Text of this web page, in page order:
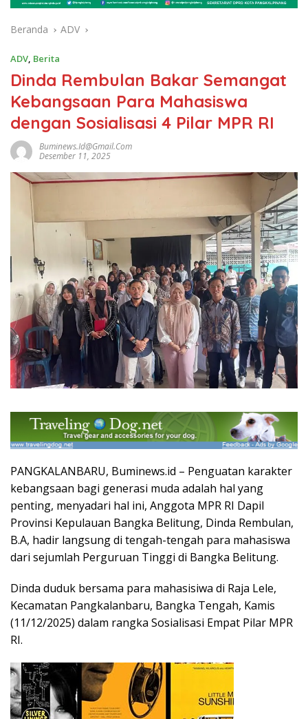
Beranda ADV
ADV, Berita
Dinda Rembulan Bakar Semangat
Kebangsaan Para Mahasiswa
dengan Sosialisasi 4 Pilar MPR RI
Buminews.id@gmail.com
Desember 11, 2025
PANGKALANBARU, Buminews.id – Penguatan karakter
kebangsaan bagi generasi muda adalah hal yang
penting, menyadari hal ini, Anggota MPR RI Dapil
Provinsi Kepulauan Bangka Belitung, Dinda Rembulan,
B.A, hadir langsung di tengah-tengah para mahasiswa
dari sejumlah Perguruan Tinggi di Bangka Belitung.
Dinda duduk bersama para mahasisiwa di Raja Lele,
Kecamatan Pangkalanbaru, Bangka Tengah, Kamis
(11/12/2025) dalam rangka Sosialisasi Empat Pilar MPR
RI.